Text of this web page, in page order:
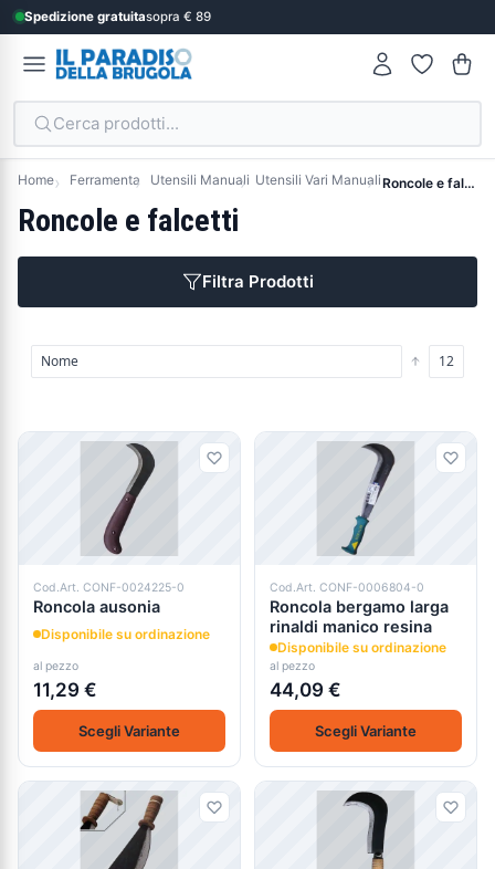
Spedizione gratuitasopra € 89
Cerca prodotti...
Home Ferramenta Utensili Manuali Utensili Vari Manuali Roncole e falcetti
Roncole e falcetti
Filtra Prodotti
Prodotti
Cod.Art. CONF-0024225-0
Roncola ausonia
Disponibile su ordinazione
al pezzo
11,29 €
Scegli Variante
Cod.Art. CONF-0006804-0
Roncola bergamo larga
rinaldi manico resina
Disponibile su ordinazione
al pezzo
44,09 €
Scegli Variante